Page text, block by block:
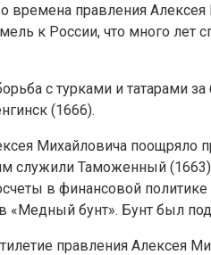
правления
к России, что много
с турками и татарами
(1666).
Михайловича
служили Таможенный
в финансовой
«Медный бунт». Бунт был
правления